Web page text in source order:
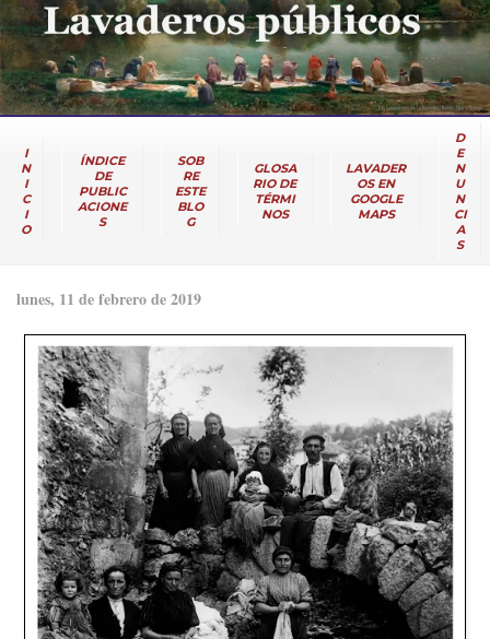
I
N
I
C
I
O
ÍNDICE
DE
PUBLIC
ACIONE
S
SOB
RE
ESTE
BLO
G
GLOSA
RIO DE
TÉRMI
NOS
LAVADER
OS EN
GOOGLE
MAPS
D
E
N
U
N
CI
A
S
lunes, 11 de febrero de 2019